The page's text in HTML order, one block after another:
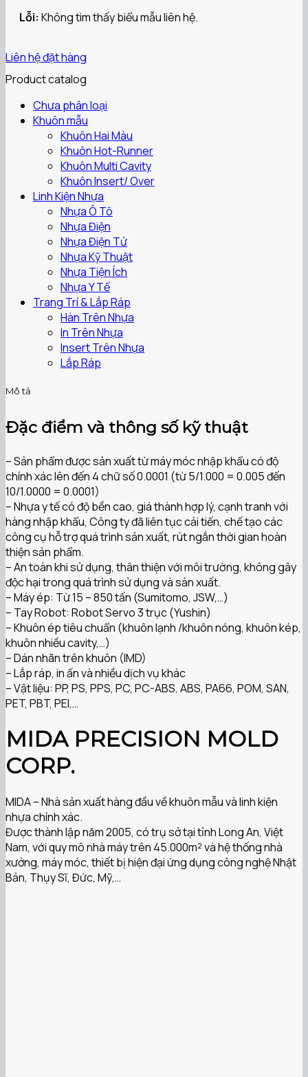
Lỗi: Không tìm thấy biểu mẫu liên hệ.
Liên hệ đặt hàng
Product catalog
Chưa phân loại
Khuôn mẫu
Khuôn Hai Màu
Khuôn Hot-Runner
Khuôn Multi Cavity
Khuôn Insert/ Over
Linh Kiện Nhựa
Nhựa Ô Tô
Nhựa Điện
Nhựa Điện Tử
Nhựa Kỹ Thuật
Nhựa Tiện Ích
Nhựa Y Tế
Trang Trí & Lắp Ráp
Hàn Trên Nhựa
In Trên Nhựa
Insert Trên Nhựa
Lắp Ráp
Mô tả
Đặc điểm và thông số kỹ thuật
– Sản phẩm được sản xuất từ ​​máy móc nhập khẩu có độ
chính xác lên đến 4 chữ số 0.0001 (từ 5/1.000 = 0.005 đến
10/1.0000 = 0.0001)
– Nhựa y tế có độ bền cao, giá thành hợp lý, cạnh tranh với
hàng nhập khẩu, Công ty đã liên tục cải tiến, chế tạo các
công cụ hỗ trợ quá trình sản xuất, rút ​​ngắn thời gian hoàn
thiện sản phẩm.
– An toàn khi sử dụng, thân thiện với môi trường, không gây
độc hại trong quá trình sử dụng và sản xuất.
– Máy ép: Từ 15 – 850 tấn (Sumitomo, JSW,…)
– Tay Robot: Robot Servo 3 trục (Yushin)
– Khuôn ép tiêu chuẩn (khuôn lạnh /khuôn nóng, khuôn kép,
khuôn nhiều cavity,…)
– Dán nhãn trên khuôn (IMD)
– Lắp ráp, in ấn và nhiều dịch vụ khác
– Vật liệu: PP, PS, PPS, PC, PC-ABS, ABS, PA66, POM, SAN,
PET, PBT, PEI,…
MIDA PRECISION MOLD
CORP.
MIDA – Nhà sản xuất hàng đầu về khuôn mẫu và linh kiện
nhựa chính xác.
Được thành lập năm 2005, có trụ sở tại tỉnh Long An, Việt
Nam, với quy mô nhà máy trên 45.000m² và hệ thống nhà
xưởng, máy móc, thiết bị hiện đại ứng dụng công nghệ Nhật
Bản, Thụy Sĩ, Đức, Mỹ,…